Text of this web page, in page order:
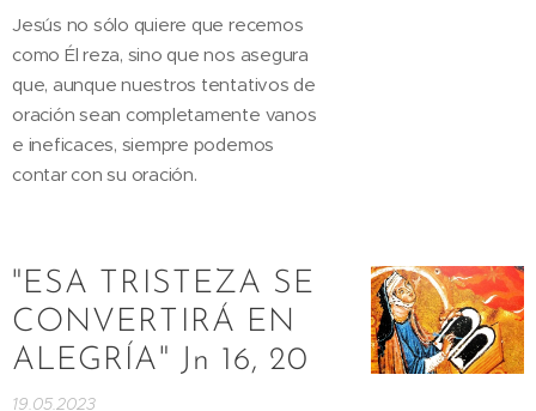
Jesús no sólo quiere que recemos
como Él reza, sino que nos asegura
que, aunque nuestros tentativos de
oración sean completamente vanos
e ineficaces, siempre podemos
contar con su oración.
"ESA TRISTEZA SE
CONVERTIRÁ EN
ALEGRÍA" Jn 16, 20
19.05.2023